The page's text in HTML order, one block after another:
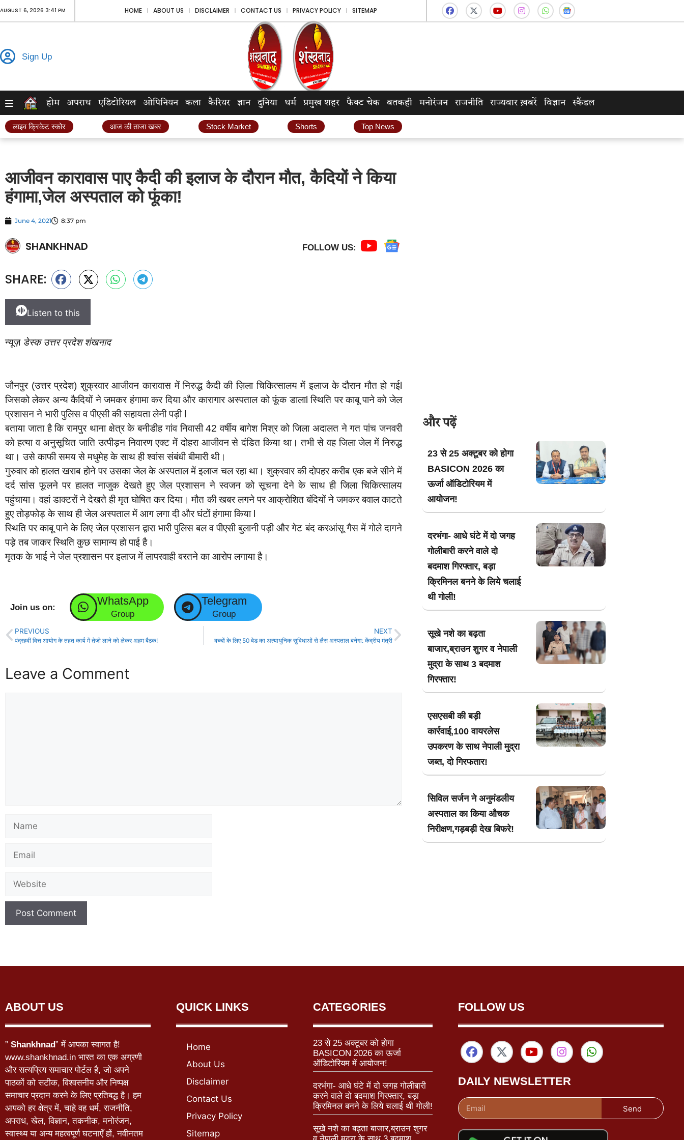
AUGUST 6, 2026 3:41 PM HOME ABOUT US DISCLAIMER CONTACT US PRIVACY POLICY SITEMAP
Sign Up
होम अपराध एडिटोरियल ओपिनियन कला कैरियर ज्ञान दुनिया धर्म प्रमुख शहर फैक्ट चेक बतकही मनोरंजन राजनीति राज्यवार ख़बरें विज्ञान स्कैंडल
लाइव क्रिकेट स्कोर आज की ताजा खबर Stock Market Shorts Top News
आजीवन कारावास पाए कैदी की इलाज के दौरान मौत, कैदियों ने किया
हंगामा,जेल अस्पताल को फूंका!
June 4, 2021 8:37 pm
SHANKHNAD FOLLOW US:
SHARE:
Listen to this
न्यूज़ डेस्क उत्तर प्रदेश शंखनाद
जौनपुर (उत्तर प्रदेश) शुक्रवार आजीवन कारावास में निरुद्ध कैदी की ज़िला चिकित्सालय में इलाज के दौरान मौत हो गईl
जिसको लेकर अन्य कैदियों ने जमकर हंगामा कर दिया और कारागार अस्पताल को फूंक डालाl स्थिति पर काबू पाने को जेल
प्रशासन ने भारी पुलिस व पीएसी की सहायता लेनी पड़ी l
बताया जाता है कि रामपुर थाना क्षेत्र के बनीडीह गांव निवासी 42 वर्षीय बागेश मिश्र को जिला अदालत ने गत पांच जनवरी
को हत्या व अनुसूचित जाति उत्पीड़न निवारण एक्ट में दोहरा आजीवन से दंडित किया था। तभी से वह जिला जेल में निरुद्ध
था। उसे काफी समय से मधुमेह के साथ ही श्वांस संबंधी बीमारी थी।
गुरुवार को हालत खराब होने पर उसका जेल के अस्पताल में इलाज चल रहा था। शुक्रवार की दोपहर करीब एक बजे सीने में
दर्द सांस फूलने पर हालत नाजुक देखते हुए जेल प्रशासन ने स्वजन को सूचना देने के साथ ही जिला चिकित्सालय
पहुंचाया। वहां डाक्टरों ने देखते ही मृत घोषित कर दिया। मौत की खबर लगने पर आक्रोशित बंदियों ने जमकर बवाल काटते
हुए तोड़फोड़ के साथ ही जेल अस्पताल में आग लगा दी और घंटों हंगामा किया l
स्थिति पर काबू पाने के लिए जेल प्रशासन द्वारा भारी पुलिस बल व पीएसी बुलानी पड़ी और गेट बंद करआंसू गैस में गोले दागने
पड़े तब जाकर स्थिति कुछ सामान्य हो पाई है।
मृतक के भाई ने जेल प्रशासन पर इलाज में लापरवाही बरतने का आरोप लगाया है।
Join us on:
WhatsApp
Group
Telegram
Group
PREVIOUS
पंद्रहवीं वित्त आयोग के तहत कार्य में तेजी लाने को लेकर अहम बैठक!
NEXT
बच्चों के लिए 50 बेड का अत्याधुनिक सुविधाओं से लैस अस्पताल बनेगा: केंद्रीय मंत्री
Leave a Comment
और पढ़ें
23 से 25 अक्टूबर को होगा
BASICON 2026 का
ऊर्जा ऑडिटोरियम में
आयोजन!
दरभंगा- आधे घंटे में दो जगह
गोलीबारी करने वाले दो
बदमाश गिरफ्तार, बड़ा
क्रिमिनल बनने के लिये चलाई
थी गोली!
सूखे नशे का बढ़ता
बाजार,ब्राउन शुगर व नेपाली
मुद्रा के साथ 3 बदमाश
गिरफ्तार!
एसएसबी की बड़ी
कार्रवाई,100 वायरलेस
उपकरण के साथ नेपाली मुद्रा
जब्त, दो गिरफतार!
सिविल सर्जन ने अनुमंडलीय
अस्पताल का किया औचक
निरीक्षण,गड़बड़ी देख बिफरे!
ABOUT US
” Shankhnad” में आपका स्वागत है!
www.shankhnad.in भारत का एक अग्रणी
और सत्यप्रिय समाचार पोर्टल है, जो अपने
पाठकों को सटीक, विश्वसनीय और निष्पक्ष
समाचार प्रदान करने के लिए प्रतिबद्ध है। हम
आपको हर क्षेत्र में, चाहे वह धर्म, राजनीति,
अपराध, खेल, विज्ञान, तकनीक, मनोरंजन,
स्वास्थ्य या अन्य महत्वपूर्ण घटनाएँ हों, नवीनतम
QUICK LINKS
Home
About Us
Disclaimer
Contact Us
Privacy Policy
Sitemap
CATEGORIES
23 से 25 अक्टूबर को होगा
BASICON 2026 का ऊर्जा
ऑडिटोरियम में आयोजन!
दरभंगा- आधे घंटे में दो जगह गोलीबारी
करने वाले दो बदमाश गिरफ्तार, बड़ा
क्रिमिनल बनने के लिये चलाई थी गोली!
सूखे नशे का बढ़ता बाजार,ब्राउन शुगर
FOLLOW US
DAILY NEWSLETTER
Send